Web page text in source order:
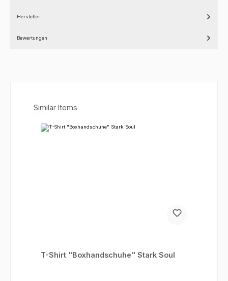
Hersteller
Bewertungen
Produktgalerie überspringen
Similar Items
T-Shirt "Boxhandschuhe" Stark Soul